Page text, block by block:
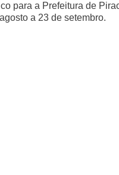
para a Prefeitura de
a 23 de setembro.